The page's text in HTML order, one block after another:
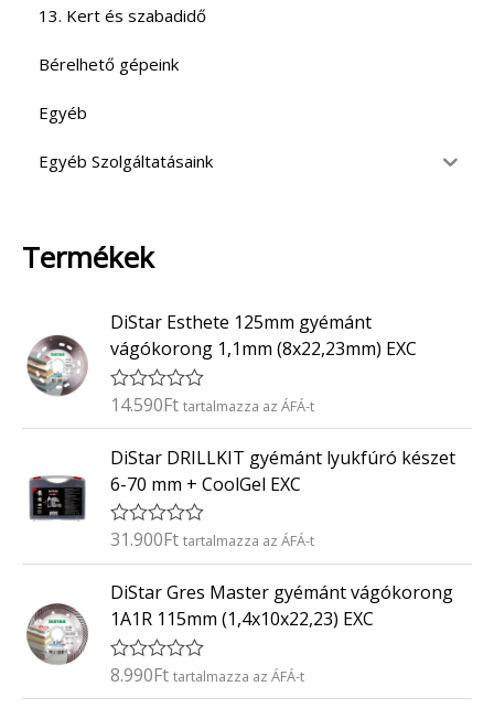
13. Kert és szabadidő
Bérelhető gépeink
Egyéb
Egyéb Szolgáltatásaink
Termékek
DiStar Esthete 125mm gyémánt
vágókorong 1,1mm (8x22,23mm) EXC
É
é
k
e
l
s
:
/
5
14.590Ft tartalmazza az ÁFÁ-t
DiStar DRILLKIT gyémánt lyukfúró készet
6-70 mm + CoolGel EXC
É
é
k
e
l
é
s
:
31.900Ft tartalmazza az ÁFÁ-t
DiStar Gres Master gyémánt vágókorong
1A1R 115mm (1,4x10x22,23) EXC
É
8.990Ft tartalmazza az ÁFÁ-t